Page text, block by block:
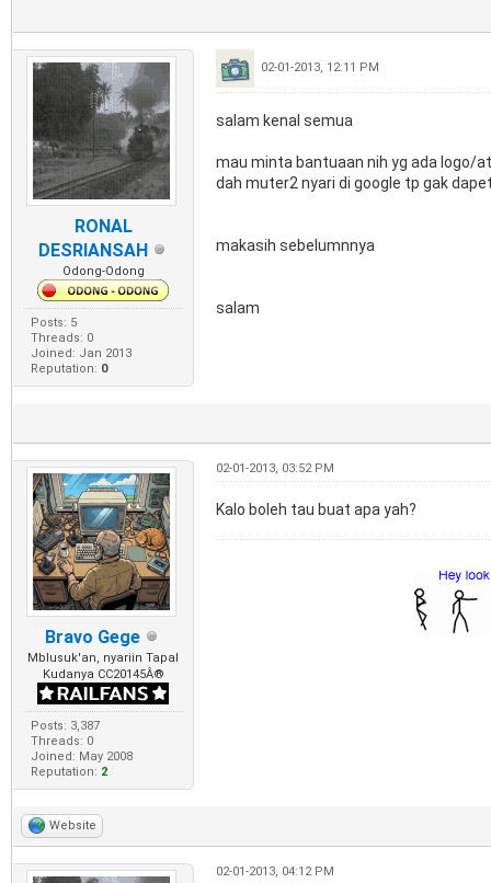
RONAL
DESRIANSAH
Odong-Odong
Posts: 5
Threads: 0
Joined: Jan 2013
Reputation: 0
02-01-2013, 12:11 PM
salam kenal semua
mau minta bantuaan nih yg ada logo/
dah muter2 nyari di google tp gak
makasih sebelumnnya
salam
Bravo Gege
Mblusuk'an, nyariin Tapal
Kudanya CC20145Â®
Posts: 3,387
Threads: 0
Joined: May 2008
Reputation: 2
02-01-2013, 03:52 PM
Kalo boleh tau buat apa yah?
Website
02-01-2013, 04:12 PM